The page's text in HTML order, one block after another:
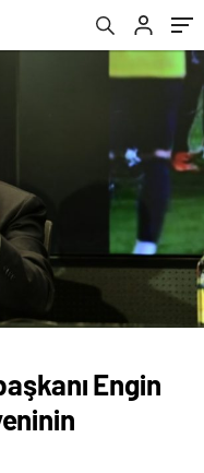
Engin